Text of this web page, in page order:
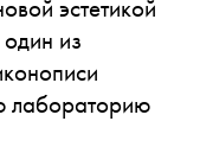
эстетикой
из
лабораторию